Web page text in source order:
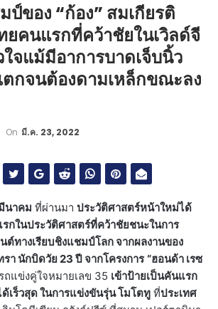
ป์ของ “ก้อง” สมเกียรติ
ยคนแรกที่คว้าชัยในเวิลด์จี
จแม้มีอาการบาดเจ็บนิ้ว
กจนต้องดามเหล็กขณะลง
On มี.ค. 23, 2022
นาคม ที่ผ่านมา ประวัติศาสตร์หน้าใหม่ได้
กในประวัติศาสตร์ที่คว้าชัยชนะในการ
ต์ทางเรียบชิงแชมป์โลก จากผลงานของ
รา นักบิดวัย 23 ปี จากโครงการ “ฮอนด้า เรซ
ถแข่งคู่ใจหมายเลข 35 เข้าป้ายเป็นคันแรก
เร็วสุด ในการแข่งขันรุ่น โมโตทู ที่ประเทศ